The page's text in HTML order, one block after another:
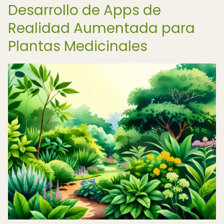
Desarrollo de Apps de
Realidad Aumentada para
Plantas Medicinales